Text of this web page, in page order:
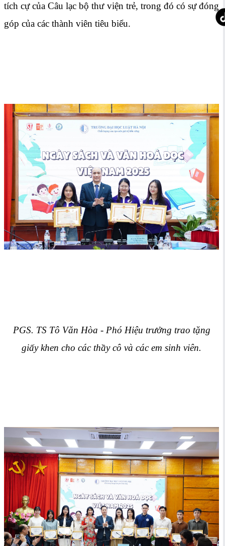
tích cự của Câu lạc bộ thư viện trẻ, trong đó có sự đóng
góp của các thành viên tiêu biểu.
PGS. TS Tô Văn Hòa - Phó Hiệu trưởng trao tặng
giấy khen cho các thầy cô và các em sinh viên.